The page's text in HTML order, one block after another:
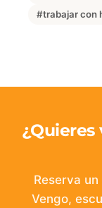
#trabajar con
Reserva
Vengo,